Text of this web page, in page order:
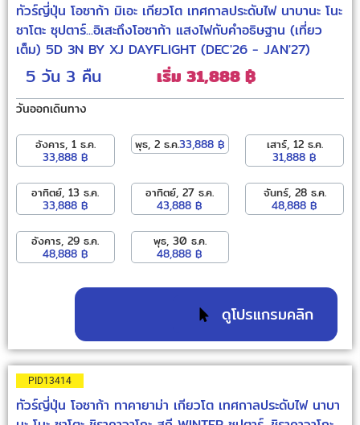
ทัวร์ญี่ปุ่น โอซาก้า มิเอะ เกียวโต เทศกาลประดับไฟ นาบานะ โนะ
ซาโตะ ซุปตาร์...อิเสะถึงโอซาก้า แสงไฟกับคำอธิษฐาน (เที่ยว
เต็ม) 5D 3N BY XJ DAYFLIGHT (DEC'26 - JAN'27)
5 วัน 3 คืน เริ่ม 31,888 ฿
วันออกเดินทาง
อังคาร, 1 ธ.ค.
33,888 ฿
พุธ, 2 ธ.ค.33,888 ฿
เสาร์, 12 ธ.ค.
31,888 ฿
อาทิตย์, 13 ธ.ค.
33,888 ฿
อาทิตย์, 27 ธ.ค.
43,888 ฿
จันทร์, 28 ธ.ค.
48,888 ฿
อังคาร, 29 ธ.ค.
48,888 ฿
พุธ, 30 ธ.ค.
48,888 ฿
ดูโปรแกรมคลิก
PID13414
ทัวร์ญี่ปุ่น โอซาก้า ทาคายาม่า เกียวโต เทศกาลประดับไฟ นาบา